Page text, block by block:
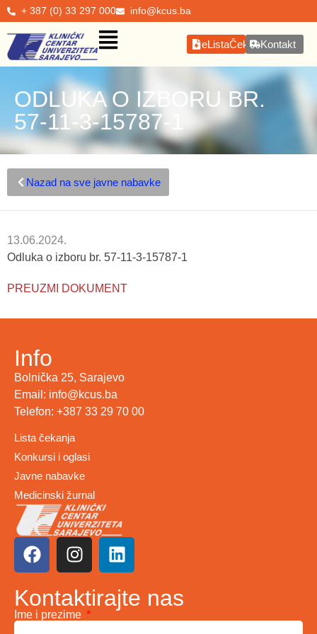
+ 387 (0) 33 297 000 info@kcus.ba
eListaČekanjaKontakt
ODLUKA O IZBORU BR.
57-11-3-15787-1
Nazad na sve javne nabavke
13.06.2024.
Odluka o izboru br. 57-11-3-15787-1
PREUZMI DOKUMENT
Info
Bolnička 25, Sarajevo
Email: info@kcus.ba
Telefon: +387 33 29 70 00
Lista čekanja
Konkursi i oglasi
Javne nabavke
Medicinski žurnal
Kontaktirajte nas
Ime i prezime